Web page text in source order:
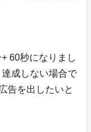
60秒になりまし
成しない場合で
告を出したいと